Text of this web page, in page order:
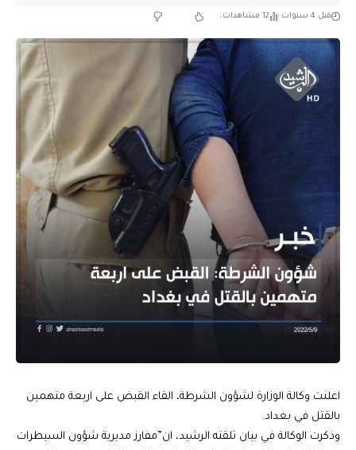
قبل 4 سنوات 12 مشاهدات
اعلنت وكالة الوزارة لشؤون الشرطة، القاء القبض على اربعة متهمين
بالقتل في بغداد.
وذكرت الوكالة في بيان تلقته الرشيد، ان”مفارز مديرية شؤون السيطرات